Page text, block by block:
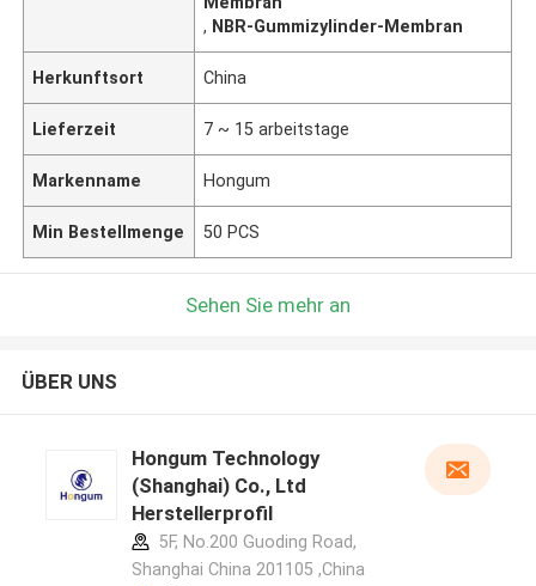
, NBR-Gummizylinder-Membran
Herkunftsort China
Lieferzeit 7 ~ 15 arbeitstage
Markenname Hongum
Min Bestellmenge 50 PCS
Sehen Sie mehr an
ÜBER UNS
Hongum Technology
(Shanghai) Co., Ltd
Herstellerprofil
5F, No.200 Guoding Road,
Shanghai China 201105 ,China